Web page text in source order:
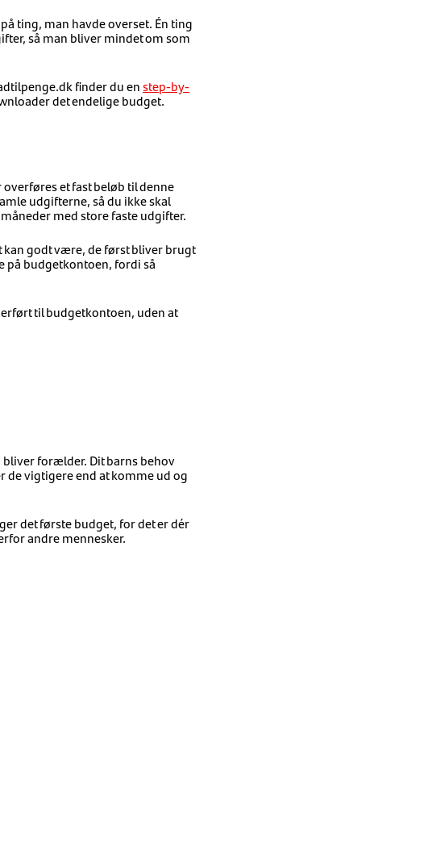
ting, man havde overset. Én ting
så man bliver mindet om som
finder du enstep-by-
det endelige budget.
et fast beløb til denne
udgifterne, så du ikke skal
med store faste udgifter.
kan godt være, de først bliver brugt
på budgetkontoen, fordi så
til budgetkontoen, uden at
forælder. Dit barns behov
vigtigere end at komme ud og
det første budget, for det er dér
andre mennesker.